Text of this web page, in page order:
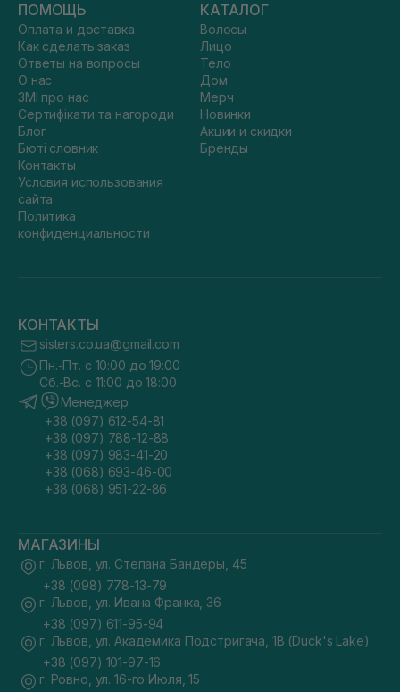
ПОМОЩЬ
Оплата и доставка
Как сделать заказ
Ответы на вопросы
О нас
ЗМІ про нас
Сертифікати та нагороди
Блог
Бюті словник
Контакты
Условия использования
сайта
Политика
конфиденциальности
КАТАЛОГ
Волосы
Лицо
Тело
Дом
Мерч
Новинки
Акции и скидки
Бренды
КОНТАКТЫ
sisters.co.ua@gmail.com
Пн.-Пт. с 10:00 до 19:00
Сб.-Вс. с 11:00 до 18:00
Менеджер
+38 (097) 612-54-81
+38 (097) 788-12-88
+38 (097) 983-41-20
+38 (068) 693-46-00
+38 (068) 951-22-86
МАГАЗИНЫ
г. Львов, ул. Степана Бандеры, 45
+38 (098) 778-13-79
г. Львов, ул. Ивана Франка, 36
+38 (097) 611-95-94
г. Львов, ул. Академика Подстригача, 1В (Duck's Lake)
+38 (097) 101-97-16
г. Ровно, ул. 16-го Июля, 15